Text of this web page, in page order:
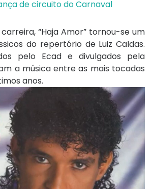
de circuito do Carnaval
“Haja Amor” tornou-se um
do repertório de Luiz Caldas.
pelo Ecad e divulgados pela
a música entre as mais tocadas
anos.